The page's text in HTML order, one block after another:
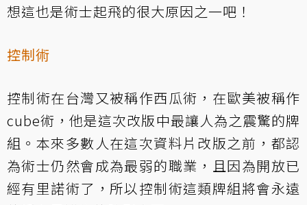
想這也是術士起飛的很大原因之一吧！
控制術
控制術在台灣又被稱作西瓜術，在歐美被稱作
cube術，他是這次改版中最讓人為之震驚的牌
組。本來多數人在這次資料片改版之前，都認
為術士仍然會成為最弱的職業，且因為開放已
經有里諾術了，所以控制術這類牌組將會永遠